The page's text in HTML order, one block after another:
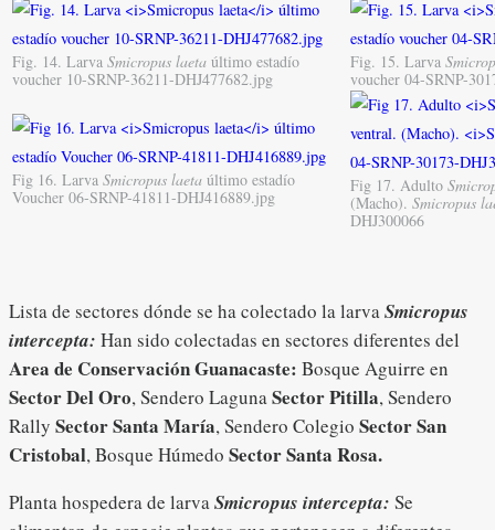
Fig. 14. Larva Smicropus laeta último estadío
voucher 10-SRNP-36211-DHJ477682.jpg
Fig. 15. Larva
voucher 04-SRNP-
Fig 16. Larva Smicropus laeta último estadío
Voucher 06-SRNP-41811-DHJ416889.jpg
Fig 17. Adulto
(Macho). Smicropus
DHJ300066
Lista de sectores dónde se ha colectado la larvaSmicropus
intercepta: Han sido colectadas en sectores diferentes del
Area de ConservaciónGuanacaste: Bosque Aguirre en
Sector Del Oro, Sendero LagunaSector Pitilla, Sendero
Rally Sector Santa María, Sendero Colegio SectorSan
Cristobal, Bosque Húmedo Sector Santa Rosa.
Planta hospedera de larvaSmicropus intercepta: Se